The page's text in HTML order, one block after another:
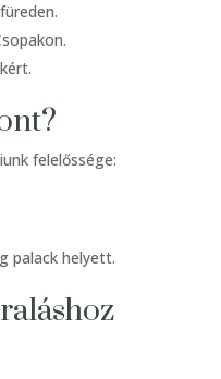
felelőssége:
palack helyett.